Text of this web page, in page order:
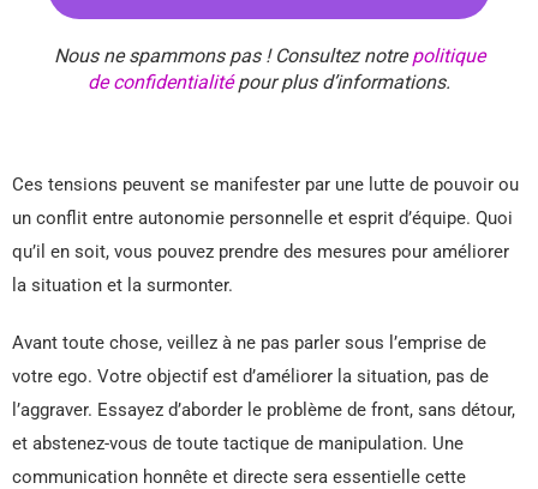
Nous ne spammons pas ! Consultez notrepolitique
de confidentialitépour plus d’informations.
Ces tensions peuvent se manifester par une lutte de pouvoir ou
un conflit entre autonomie personnelle et esprit d’équipe. Quoi
qu’il en soit, vous pouvez prendre des mesures pour améliorer
la situation et la surmonter.
Avant toute chose, veillez à ne pas parler sous l’emprise de
votre ego. Votre objectif est d’améliorer la situation, pas de
l’aggraver. Essayez d’aborder le problème de front, sans détour,
et abstenez-vous de toute tactique de manipulation. Une
communication honnête et directe sera essentielle cette